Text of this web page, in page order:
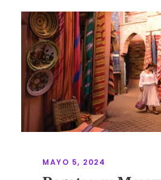
MAYO 5, 2024